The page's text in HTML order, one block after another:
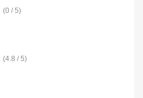
(0 / 5)
(4.8 / 5)